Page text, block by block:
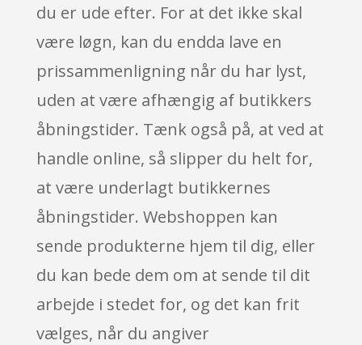
du er ude efter. For at det ikke skal
være løgn, kan du endda lave en
prissammenligning når du har lyst,
uden at være afhængig af butikkers
åbningstider. Tænk også på, at ved at
handle online, så slipper du helt for,
at være underlagt butikkernes
åbningstider. Webshoppen kan
sende produkterne hjem til dig, eller
du kan bede dem om at sende til dit
arbejde i stedet for, og det kan frit
vælges, når du angiver